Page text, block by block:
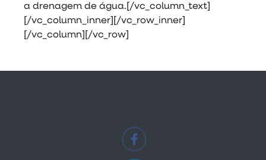
a drenagem de água.[/vc_column_text]
[/vc_column_inner][/vc_row_inner]
[/vc_column][/vc_row]